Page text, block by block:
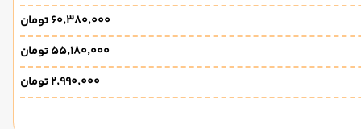
۶۰٬۳۸۰٬۰۰۰ تومان
۵۵٬۱۸۰٬۰۰۰ تومان
۲٬۹۹۰٬۰۰۰ تومان